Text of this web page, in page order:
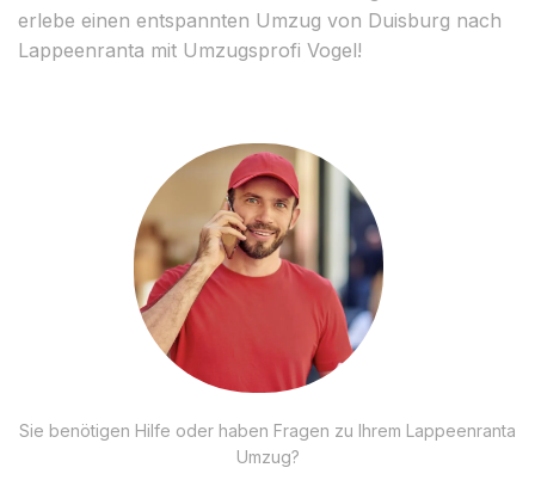
erlebe einen entspannten Umzug von Duisburg nach
Lappeenranta mit Umzugsprofi Vogel!
Sie benötigen Hilfe oder haben Fragen zu Ihrem Lappeenranta
Umzug?